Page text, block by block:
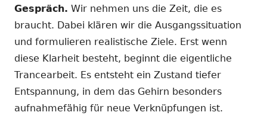
Gespräch. Wir nehmen uns die Zeit, die es
braucht. Dabei klären wir die Ausgangssituation
und formulieren realistische Ziele. Erst wenn
diese Klarheit besteht, beginnt die eigentliche
Trancearbeit. Es entsteht ein Zustand tiefer
Entspannung, in dem das Gehirn besonders
aufnahmefähig für neue Verknüpfungen ist.